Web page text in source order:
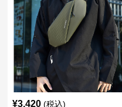
¥3,420 (税込)